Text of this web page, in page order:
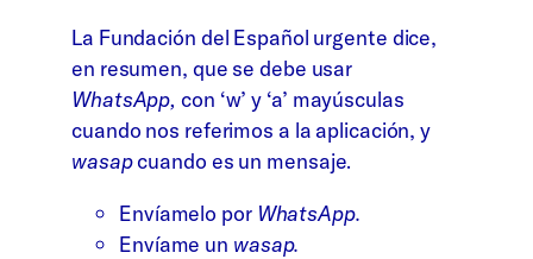
La Fundación del Español urgente dice,
en resumen, que se debe usar
WhatsApp, con ‘w’ y ‘a’ mayúsculas
cuando nos referimos a la aplicación, y
wasapcuando es un mensaje.
Envíamelo por WhatsApp.
Envíame un wasap.